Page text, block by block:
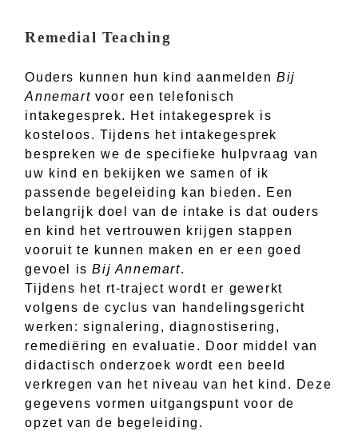
Remedial Teaching
Ouders kunnen hun kind aanmeldenBij
Annemart voor een telefonisch
intakegesprek. Het intakegesprek is
kosteloos. Tijdens het intakegesprek
bespreken we de specifieke hulpvraag van
uw kind en bekijken we samen of ik
passende begeleiding kan bieden. Een
belangrijk doel van de intake is dat ouders
en kind het vertrouwen krijgen stappen
vooruit te kunnen maken en er een goed
gevoel isBij Annemart.
Tijdens het rt-traject wordt er gewerkt
volgens de cyclus van handelingsgericht
werken: signalering, diagnostisering,
remediëring en evaluatie. Door middel van
didactisch onderzoek wordt een beeld
verkregen van het niveau van het kind. Deze
gegevens vormen uitgangspunt voor de
opzet van de begeleiding.